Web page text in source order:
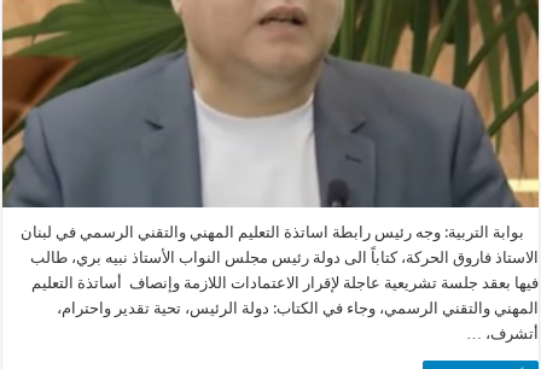
بوابة التربية: وجه رئيس رابطة اساتذة التعليم المهني والتقني الرسمي في لبنان
الاستاذ فاروق الحركة، كتاباً الى دولة رئيس مجلس النواب الأستاذ نبيه بري، طالب
فيها بعقد جلسة تشريعية عاجلة لإقرار الاعتمادات اللازمة وإنصاف أساتذة التعليم
المهني والتقني الرسمي، وجاء في الكتاب: دولة الرئيس، تحية تقدير واحترام،
أتشرف، …